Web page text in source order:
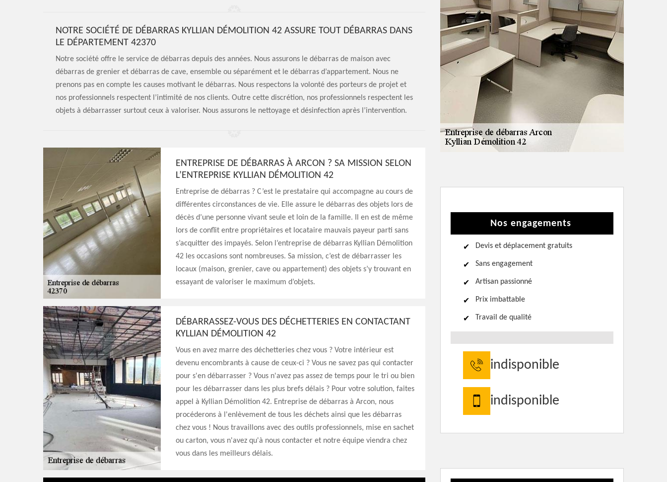
NOTRE SOCIÉTÉ DE DÉBARRAS KYLLIAN DÉMOLITION 42 ASSURE TOUT DÉBARRAS DANS
LE DÉPARTEMENT 42370
Notre société offre le service de débarras depuis des années. Nous assurons le débarras de maison avec
débarras de grenier et débarras de cave, ensemble ou séparément et le débarras d’appartement. Nous ne
prenons pas en compte les causes motivant le débarras. Nous respectons la volonté des porteurs de projet et
nos professionnels respectent l’intimité de nos clients. Outre cette discrétion, nos professionnels respectent les
objets à débarrasser surtout ceux à valoriser. Nous assurons le nettoyage et désinfection après l’intervention.
ENTREPRISE DE DÉBARRAS À ARCON ? SA MISSION SELON
L’ENTREPRISE KYLLIAN DÉMOLITION 42
Entreprise de débarras ? C’est le prestataire qui accompagne au cours de
différentes circonstances de vie. Elle assure le débarras des objets lors de
décès d’une personne vivant seule et loin de la famille. Il en est de même
lors de conflit entre propriétaires et locataire mauvais payeur parti sans
s’acquitter des impayés. Selon l’entreprise de débarras Kyllian Démolition
42 les occasions sont nombreuses. Sa mission, c’est de débarrasser les
locaux (maison, grenier, cave ou appartement) des objets s’y trouvant en
essayant de valoriser le maximum d’objets.
DÉBARRASSEZ-VOUS DES DÉCHETTERIES EN CONTACTANT
KYLLIAN DÉMOLITION 42
Vous en avez marre des déchetteries chez vous ? Votre intérieur est
devenu encombrants à cause de ceux-ci ? Vous ne savez pas qui contacter
pour s'en débarrasser ? Vous n'avez pas assez de temps pour le tri ou bien
pour les débarrasser dans les plus brefs délais ? Pour votre solution, faites
appel à Kyllian Démolition 42. Entreprise de débarras à Arcon, nous
procéderons à l'enlèvement de tous les déchets ainsi que les débarras
chez vous ! Nous travaillons avec des outils professionnels, mise en sachet
ou carton, vous n'avez qu'à nous contacter et notre équipe viendra chez
vous dans les meilleurs délais.
Nos engagements
Devis et déplacement gratuits
Sans engagement
Artisan passionné
Prix imbattable
Travail de qualité
indisponible
indisponible